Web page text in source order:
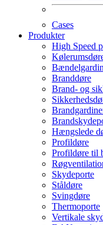
Cases
Produkter
High Speed
Branddøre
Brand- og
Hængslede
Profildøre
Profildøre til
Skydeporte
Ståldøre
Svingdøre
Thermoporte
Vertikale